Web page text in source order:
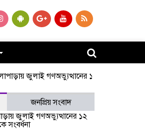
জুলাই গণঅভ্যুত্থানের ১২ যোদ্ধাকে সংবর্ধনা
জনপ্রিয় সংবাদ
জুলাই গণঅভ্যুত্থানের ১২
সংবর্ধনা